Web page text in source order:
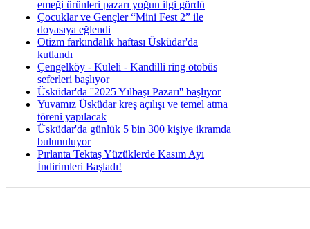
emeği ürünleri pazarı yoğun ilgi gördü
Çocuklar ve Gençler “Mini Fest 2” ile
doyasıya eğlendi
Otizm farkındalık haftası Üsküdar'da
kutlandı
Çengelköy - Kuleli - Kandilli ring otobüs
seferleri başlıyor
Üsküdar'da ''2025 Yılbaşı Pazarı'' başlıyor
Yuvamız Üsküdar kreş açılışı ve temel atma
töreni yapılacak
Üsküdar'da günlük 5 bin 300 kişiye ikramda
bulunuluyor
Pırlanta Tektaş Yüzüklerde Kasım Ayı
İndirimleri Başladı!